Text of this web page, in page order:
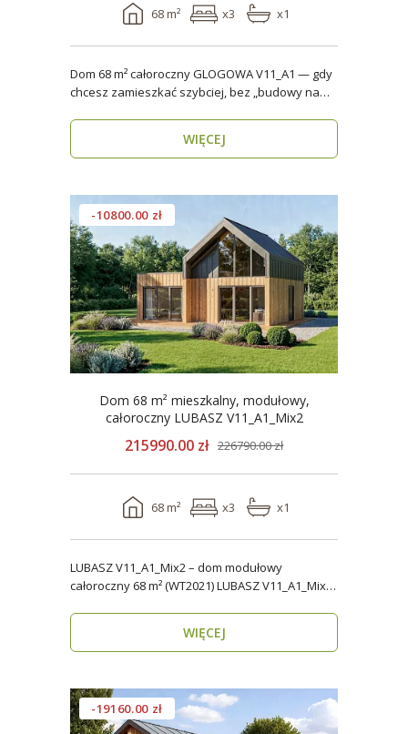
68 m² x3 x1
Dom 68 m² całoroczny GLOGOWA V11_A1 — gdy
chcesz zamieszkać szybciej, bez „budowy na
WIĘCEJ
-10800.00 zł
Dom 68 m² mieszkalny, modułowy,
całoroczny LUBASZ V11_A1_Mix2
215990.00 zł 226790.00 zł
68 m² x3 x1
LUBASZ V11_A1_Mix2 – dom modułowy
całoroczny 68 m² (WT2021) LUBASZ V11_A1_Mix2
WIĘCEJ
-19160.00 zł